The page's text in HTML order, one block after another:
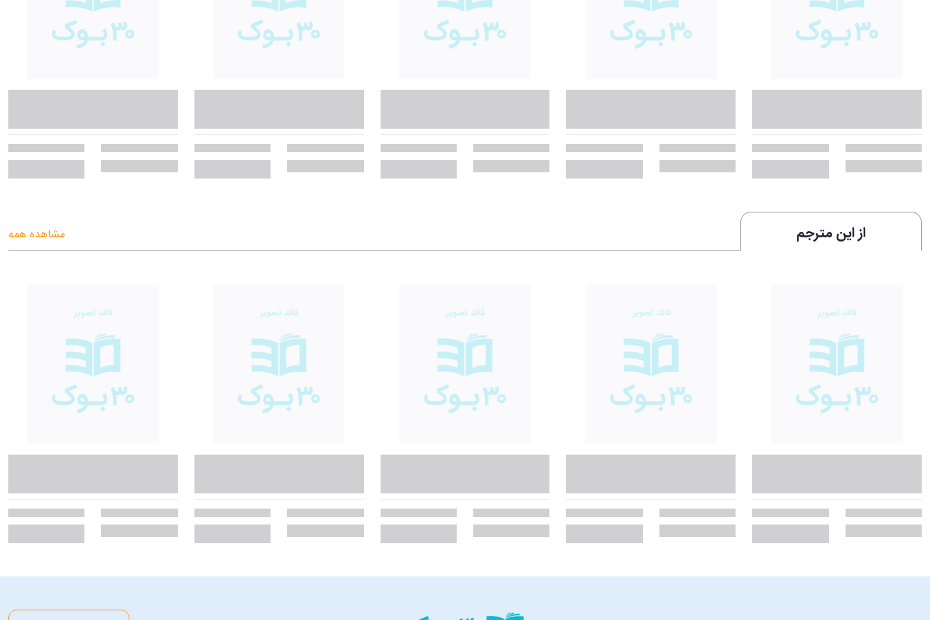
«این یک معرفی نامه برای حضور در سمینار / یک بلیت برای شرکت در مسابقه تنیش و یک ... است که فکر کردم ممکن است به آن علاقمند باشید.» تردیدی نیست که عبارتهای کوتاه محدودیتی ندارد. به‌ هر حال انسان در جوهر تشنه حیثیت و
بزرگی شخصیت است و هر کس بر این نقطۀ حساس تأثیر بگذارد می‌تواند با او کنار بیاید و محبوب وی واقع شود.»
تحلیلی بر کتاب شنا با کوسه‌ها:
کتاب شنا با کوسه‌ها یک راهنمای روشن و بی‌پروا است که مسیر موفقیت در دنیای تجارت را به خوانندگان نشان می‌دهد. این کتاب شامل فنون و تکنیک‌های فراوانی می‌شود که نویسنده آن را در قالب اصول و حکایت‌ها با هم ترکیب کرده، بدان
• با استفاده از سیستم «مک‌کی66» از رقبای خود پیشی بگیرید، کافی‌ست اطلاعات کافی از مشتریان احتمالی خود و مشتریان رقبا داشته باشید.
• با استفاده از بینش مک‌کی به خود یا فرزندان‌تان کمک کنید تا به صفوف کارآفرینان موفق بپیوندد.
فهرست مطالب کتاب شنا با کوسه‌ها
نظر برخی از افراد برجسته دربارۀ این کتاب
•
اثر والاس واتلز و ویل ادواردز است. نویسندگان این کتاب می‌خواهند به شما نشان بدهند برای ثروتمندشدن باید چه کارهایی انجام دهید. بعد از خواندن این کتاب همۀ اطلاعات مهم برای ثروتمندشدن را در اختیار داشته
باشید.
می‌ترسند کسب‌وکاری را شروع کنند تا به در آمد برسند باید این کتاب را بخوانید. این کتاب شما را از به موفقیت خواهد رساند.
از این مترجم مشاهده همه